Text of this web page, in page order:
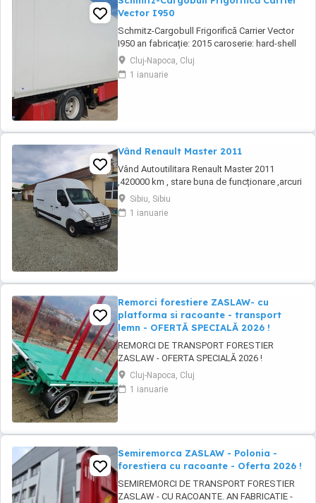
Vector I950
Schmitz-Cargobull Frigorifică Carrier Vector
I950 an fabricație: 2015 caroserie: hard-shell
Sistem frigorific Carrier Vector I950 Caroserie
izolată două axe liftante picioare paleți dublii
FRC valabil 2027 dublă temperatură panou
Cluj-Napoca, Cluj
1 ianuarie
Vând Renault Master 2011
Vând Autoutilitara Renault Master 2011
,420000 km , stare buna de funcționare ,arcuri
duble pe spate.VT iunie 2027.Asigurarea
expira în 12.08.2026
Sibiu, Sibiu
1 ianuarie
Remorci forestiere ZASLAW- cu
platforma si racoante - transport
lemn - OFERTĂ SPECIALĂ 2026 !
REMORCI DE TRANSPORT FORESTIER
ZASLAW - OFERTA SPECIALĂ 2026 !
VEHICULE PE STOC ( sau in fabricație
ZASLAW - cu termen SCURT de livrare ) PRET
OFERTA SPECIALĂ : 31.800 EURO BUC. ( pret
transportului de material ...
Cluj-Napoca, Cluj
1 ianuarie
Semiremorca ZASLAW - Polonia -
forestiera cu racoante - Oferta 2026 !
SEMIREMORCI DE TRANSPORT FORESTIER
ZASLAW - CU RACOANTE. AN FABRICATIE -